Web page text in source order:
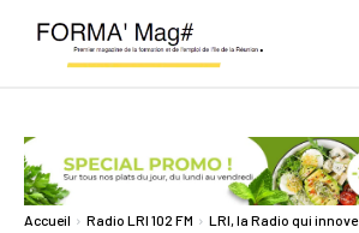
Accueil Radio LRI 102 FM LRI, la Radio qui innove